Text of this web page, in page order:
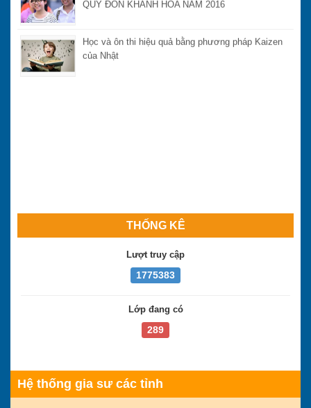
của Nhật
THỐNG KÊ
Lượt truy cập
1775383
Lớp đang có
289
Hệ thống gia sư các tỉnh